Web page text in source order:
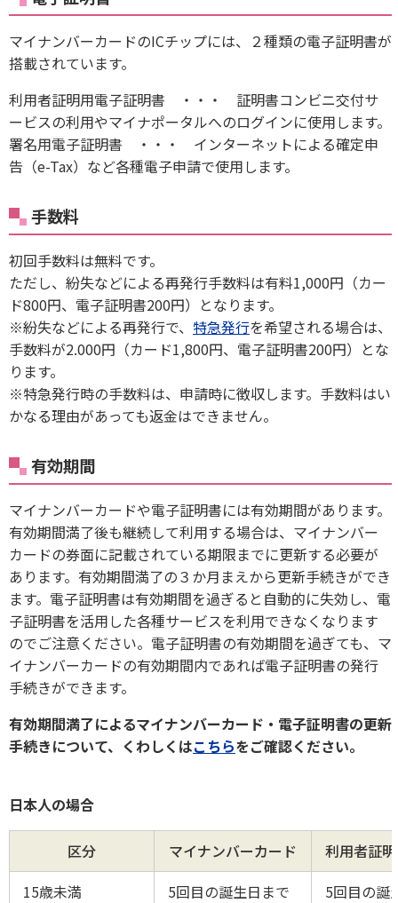
マイナンバーカードのICチップには、２種類の電子証明書が
搭載されています。
利用者証明用電子証明書 ・・・ 証明書コンビニ交付サ
ービスの利用やマイナポータルへのログインに使用します。
署名用電子証明書 ・・・ インターネットによる確定申
告（e-Tax）など各種電子申請で使用します。
手数料
初回手数料は無料です。
ただし、紛失などによる再発行手数料は有料1,000円（カー
ド800円、電子証明書200円）となります。
※紛失などによる再発行で、 特急発行を希望される場合は、
手数料が2.000円（カード1,800円、電子証明書200円）とな
ります。
※特急発行時の手数料は、申請時に徴収します。手数料はい
かなる理由があっても返金はできません。
有効期間
マイナンバーカードや電子証明書には有効期間があります。
有効期間満了後も継続して利用する場合は、マイナンバー
カードの券面に記載されている期限までに更新する必要が
あります。有効期間満了の３か月まえから更新手続きができ
ます。電子証明書は有効期間を過ぎると自動的に失効し、電
子証明書を活用した各種サービスを利用できなくなります
のでご注意ください。電子証明書の有効期間を過ぎても、マ
イナンバーカードの有効期間内であれば電子証明書の発行
手続きができます。
有効期間満了によるマイナンバーカード・電子証明書の更新
手続きについて、くわしくはこちらをご確認ください。
日本人の場合
区分 マイナンバーカード
利用者証
15歳未満
5回目の誕生日まで 5回目の誕